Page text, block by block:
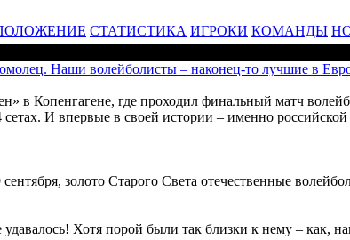
СТАТИСТИКА ИГРОКИ КОМАНДЫ
Наши волейболисты – наконец-то лучшие в
в Копенгагене, где проходил финальный матч
И впервые в своей истории – именно российской
золото Старого Света отечественные
Хотя порой были так близки к нему – как,